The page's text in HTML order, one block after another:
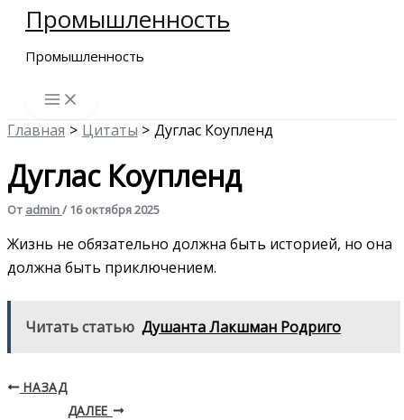
Перейти
содержимому
Промышленность
Промышленность
Главная Цитаты Дуглас Коупленд
Дуглас Коупленд
От admin/ 16 октября 2025
Жизнь не обязательно должна быть историей, но она
должна быть приключением.
Читать статью Душанта Лакшман Родриго
НАЗАД
ДАЛЕЕ